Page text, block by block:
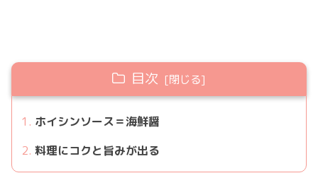
目次
ホイシンソース＝海鮮醤
料理にコクと旨みが出る